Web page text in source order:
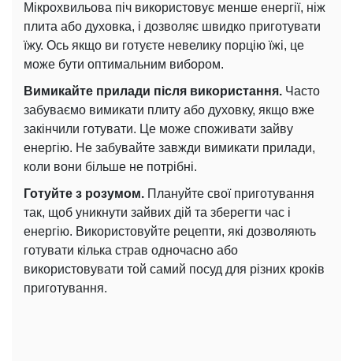
Мікрохвильова піч використовує менше енергії, ніж
плита або духовка, і дозволяє швидко приготувати
їжу. Ось якщо ви готуєте невелику порцію їжі, це
може бути оптимальним вибором.
Вимикайте прилади після використання. Часто
забуваємо вимикати плиту або духовку, якщо вже
закінчили готувати. Це може споживати зайву
енергію. Не забувайте завжди вимикати прилади,
коли вони більше не потрібні.
Готуйте з розумом. Плануйте свої приготування
так, щоб уникнути зайвих дій та зберегти час і
енергію. Використовуйте рецепти, які дозволяють
готувати кілька страв одночасно або
використовувати той самий посуд для різних кроків
приготування.